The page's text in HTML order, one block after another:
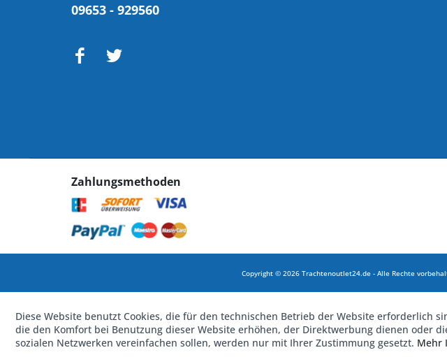
09653 - 929560
Zahlungsmethoden
Copyright © 2026 Trachtenoutlet24.de - Alle Rechte
Diese Website benutzt Cookies, die für den technischen Betrieb der Website erforderlich
die den Komfort bei Benutzung dieser Website erhöhen, der Direktwerbung dienen oder
sozialen Netzwerken vereinfachen sollen, werden nur mit Ihrer Zustimmung gesetzt. Mehr